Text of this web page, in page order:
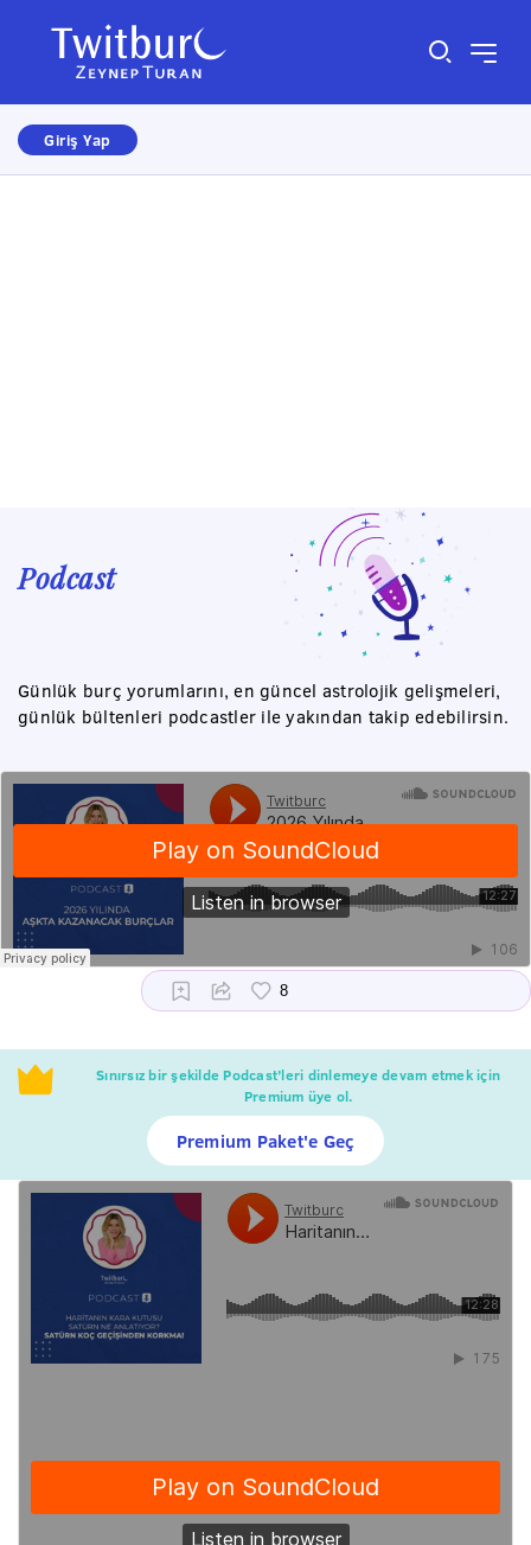
Giriş Yap
Podcast
Günlük burç yorumlarını, en güncel astrolojik gelişmeleri,
günlük bültenleri podcastler ile yakından takip edebilirsin.
Sınırsız bir şekilde Podcast’leri dinlemeye devam etmek için
Premium üye ol.
Premium Paket'e Geç